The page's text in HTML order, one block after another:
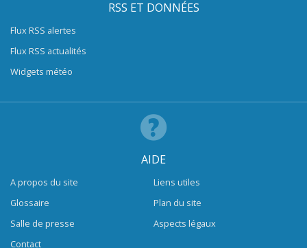
RSS ET DONNÉES
Flux RSS alertes
Flux RSS actualités
Widgets météo
AIDE
A propos du site
Glossaire
Salle de presse
Contact
Liens utiles
Plan du site
Aspects légaux